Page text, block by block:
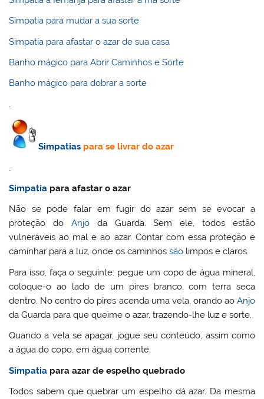
Simpatia para mudar a sua sorte
Simpatia para afastar o azar de sua casa
Banho mágico para Abrir Caminhos e Sorte
Banho mágico para dobrar a sorte
.
Simpatias para se livrar do azar
.
Simpatia para afastar o azar
Não se pode falar em fugir do azar sem se evocar a
proteção do Anjoda Guarda. Sem ele, todos estão
vulneráveis ao mal e ao azar. Contar com essa proteção e
caminhar para a luz, onde os caminhossão limpos e claros.
Para isso, faça o seguinte: pegue um copo de água mineral,
coloque-o ao lado de um pires branco, com terra seca
dentro. No centro do pires acenda uma vela, orando ao Anjo
da Guarda para que queime o azar, trazendo-lhe luz e sorte.
Quando a vela se apagar, jogue seu conteúdo, assim como
a água do copo, em água corrente.
Simpatia para azar de espelho quebrado
Todos sabem que quebrar um espelho dá azar. Da mesma